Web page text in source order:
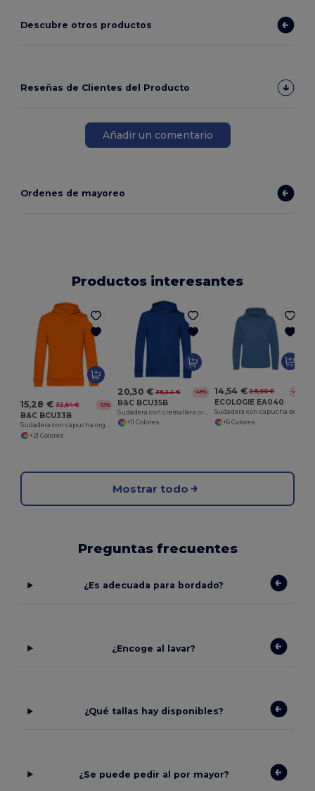
Descubre otros productos
Reseñas de Clientes del Producto
Añadir un comentario
Ordenes de mayoreo
Productos interesantes
15,28 € 32,54 € -53%
B&C BCU33B
Sudadera con capucha orgánica
+21 Colores
20,30 € 39,22 € -48%
B&C BCU35B
+11 Colores
14,54 € 28,00 € -48%
ECOLOGIE EA040
+6 Colores
Mostrar todo
Preguntas frecuentes
¿Es adecuada para bordado?
¿Encoge al lavar?
¿Qué tallas hay disponibles?
¿Se puede pedir al por mayor?